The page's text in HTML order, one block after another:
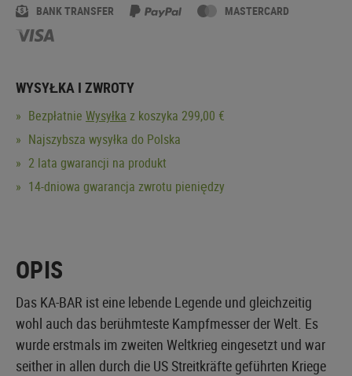
BANK TRANSFER MASTERCARD
WYSYŁKA I ZWROTY
Bezpłatnie Wysyłka z koszyka 299,00 €
Najszybsza wysyłka do Polska
2 lata gwarancji na produkt
14-dniowa gwarancja zwrotu pieniędzy
OPIS
Das KA-BAR ist eine lebende Legende und gleichzeitig
wohl auch das berühmteste Kampfmesser der Welt. Es
wurde erstmals im zweiten Weltkrieg eingesetzt und war
seither in allen durch die US Streitkräfte geführten Kriege